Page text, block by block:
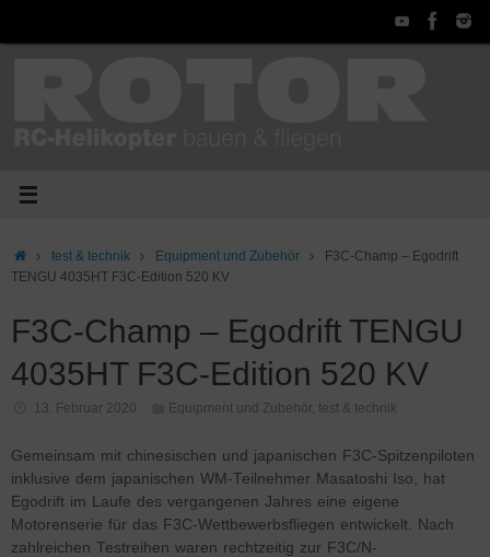
Starttest & technik Equipment und Zubehör
F3C-Champ – Egodrift
TENGU 4035HT F3C-Edition 520 KV
F3C-Champ – Egodrift TENGU
4035HT F3C-Edition 520 KV
13. Februar 2020 Equipment und Zubehör, test & technik
Gemeinsam mit chinesischen und japanischen F3C-Spitzenpiloten
inklusive dem japanischen WM-Teilnehmer Masatoshi Iso, hat
Egodrift im Laufe des vergangenen Jahres eine eigene
Motorenserie für das F3C-Wettbewerbsfliegen entwickelt. Nach
zahlreichen Testreihen waren rechtzeitig zur F3C/N-